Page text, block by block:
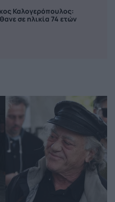
Καλογερόπουλος:
σε ηλικία 74 ετών